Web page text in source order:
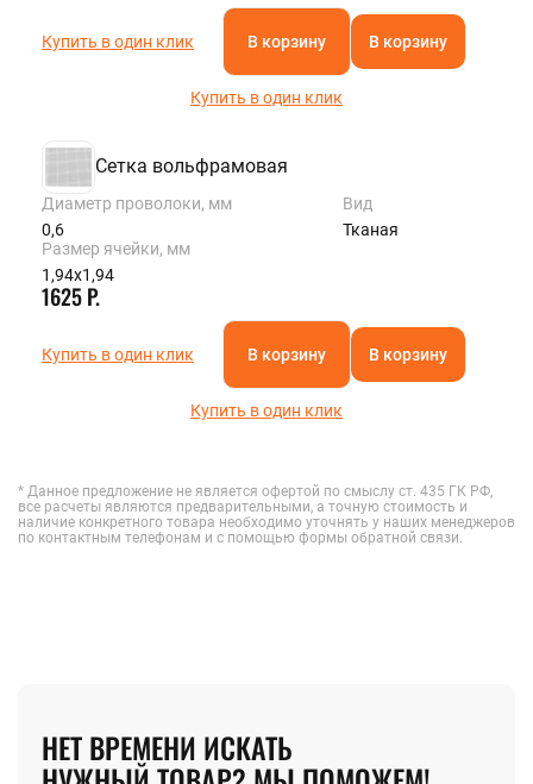
Купить в один клик В корзину В корзину
Купить в один клик
Сетка вольфрамовая
Диаметр проволоки, мм
0,6
Вид
Тканая
Размер ячейки, мм
1,94х1,94
1625 Р.
Купить в один клик В корзину В корзину
Купить в один клик
* Данное предложение не является офертой по смыслу ст. 435 ГК РФ,
все расчеты являются предварительными, а точную стоимость и
наличие конкретного товара необходимо уточнять у наших менеджеров
по контактным телефонам и с помощью формы обратной связи.
НЕТ ВРЕМЕНИ ИСКАТЬ